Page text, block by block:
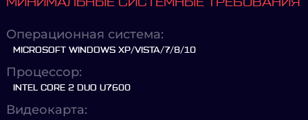
Операционная система:
MICROSOFT WINDOWS XP/VISTA/7/8/10
Процессор:
INTEL CORE 2 DUO U7600
Видеокарта: